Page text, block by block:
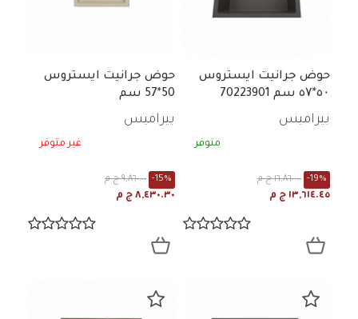
حوض جرانيت ايستروس
٥۰*٥۷ سم 70223901
بيراميس
متوفر
١٦,٨٦٠.٠٠ ج م -19%
١٣,٦١٤.٤٥ ج م
حوض جرانيت ايستروس
50*57 سم
بيراميس
غير متوفر
٩,٨٦٠.٠٠ ج م -15%
٨,٤٣٠.٣٠ ج م